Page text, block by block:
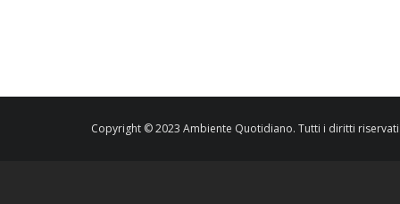
Copyright © 2023 Ambiente Quotidiano. Tutti i diritti riservati.